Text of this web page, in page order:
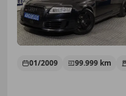
01/2009 99.999 km